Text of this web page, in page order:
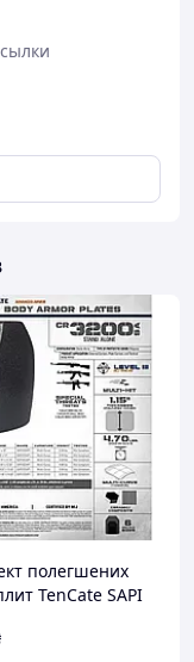
полегшених
TenCate SAPI
3 клас